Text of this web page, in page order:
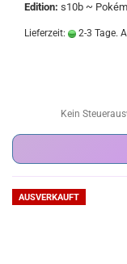
Edition: s10b ~
Lieferzeit: 2-3 Tage.
Kein
AUSVERKAUFT